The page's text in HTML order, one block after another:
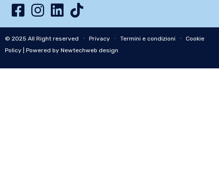
© 2025 All Right reserved ∙ Privacy ∙ Termini e condizioni ∙ Cookie
Policy | Powered by Newtechweb design